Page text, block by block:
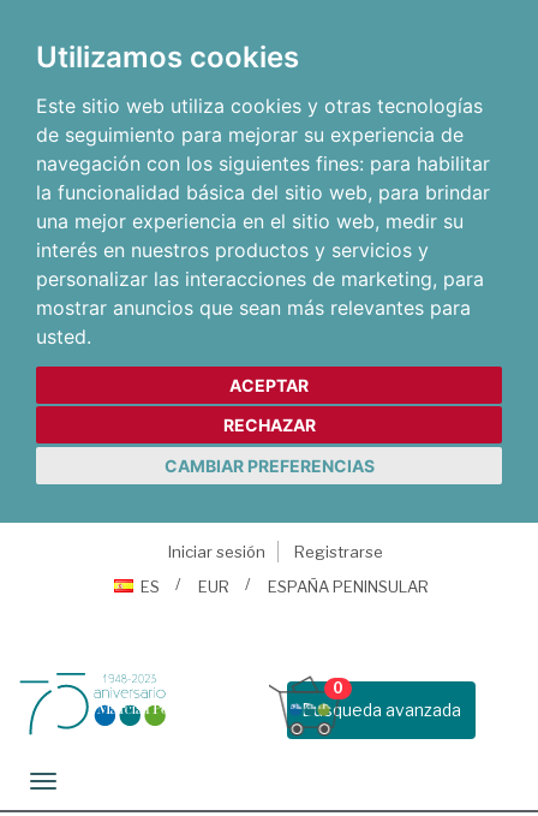
Utilizamos cookies
Este sitio web utiliza cookies y otras tecnologías
de seguimiento para mejorar su experiencia de
navegación con los siguientes fines: para habilitar
la funcionalidad básica del sitio web, para brindar
una mejor experiencia en el sitio web, medir su
interés en nuestros productos y servicios y
personalizar las interacciones de marketing, para
mostrar anuncios que sean más relevantes para
usted.
ACEPTAR
RECHAZAR
CAMBIAR PREFERENCIAS
Iniciar sesión
Registrarse
ES
EUR ESPAÑA PENINSULAR
Busqueda avanzada
0
Toggle navigation